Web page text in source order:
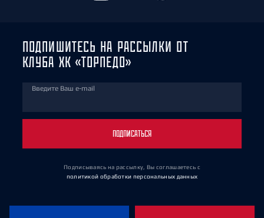
ПОДПИШИТЕСЬ НА РАССЫЛКИ ОТ
КЛУБА ХК «ТОРПЕДО»
Введите Ваш e-mail
ПОДПИСАТЬСЯ
Подписываясь на рассылку, Вы соглашаетесь с
политикой обработки персональных данных